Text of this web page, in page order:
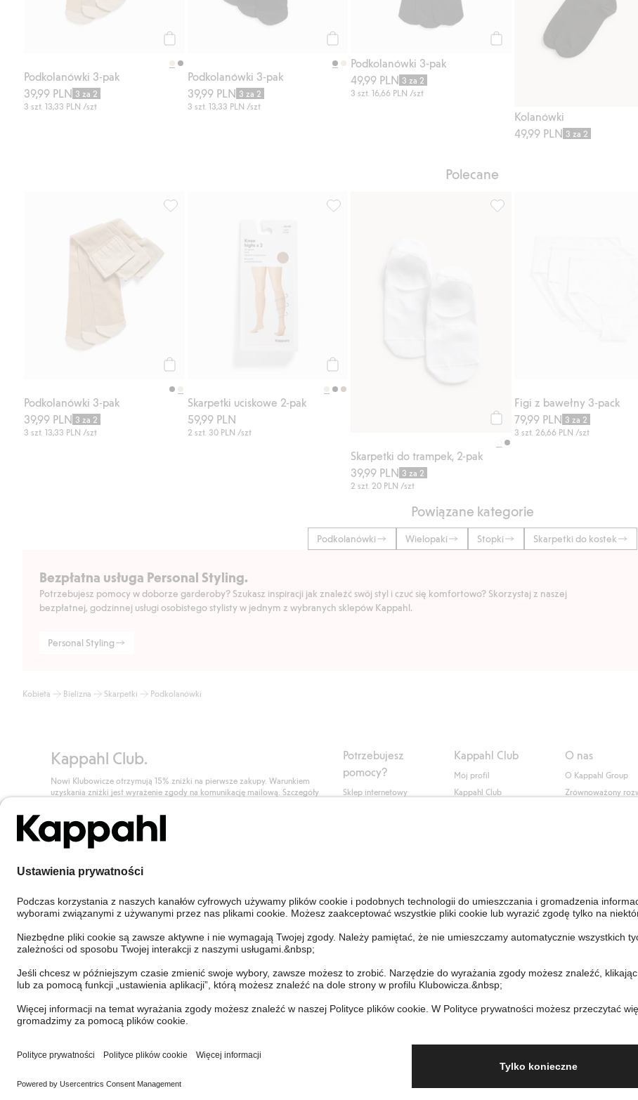
Podkolanówki 3-pak
39,99 PLN 3 za 2
3 szt. 13,33 PLN /szt
Podkolanówki 3-pak
39,99 PLN 3 za 2
3 szt. 13,33 PLN /szt
Podkolanówki 3-pak
49,99 PLN 3 za 2
3 szt.16,66 PLN /szt
Kolanówki
49,99 PLN 3 za 2
Polecane
Podkolanówki 3-pak
39,99 PLN 3 za 2
3 szt. 13,33 PLN /szt
Skarpetki uciskowe 2-pak
59,99 PLN
2 szt. 30 PLN /szt
Skarpetki do trampek, 2-pak
39,99 PLN 3 za 2
2 szt.20 PLN /szt
Figi z bawełny 3-pack
79,99 PLN 3 za 2
3 szt.26,66 PLN /szt
Powiązane kategorie
Podkolanówki Wielopaki Stopki Skarpetki do kostek
Bezpłatna usługa Personal Styling.
Potrzebujesz pomocy w doborze garderoby? Szukasz inspiracji jak znaleźć swój styl i czuć się komfortowo? Skorzystaj z naszej
bezpłatnej, godzinnej usługi osobistego stylisty w jednym z wybranych sklepów Kappahl.
Personal Styling
Kobieta Bielizna Skarpetki Podkolanówki
Kappahl Club.
Nowi Klubowicze otrzymują 15% zniżki na pierwsze zakupy. Warunkiem
uzyskania zniżki jest wyrażenie zgody na komunikację mailową. Szczegóły
Dołącz do Klubu!
Potrzebujesz
pomocy?
Sklep internetowy
Personal Styling
Odstąp od umowy
Kappahl Club
Mój profil
Kappahl Club
O nas
O Kappahl Group
Zrównoważony
Poland Zmień kraj